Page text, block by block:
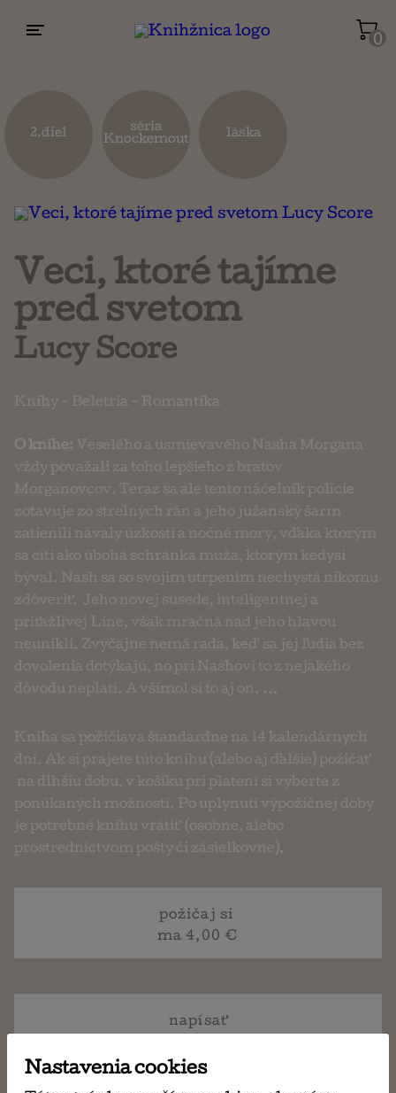
0
2.diel
séria
Knockemout
láska
Veci, ktoré tajíme
pred svetom
Lucy Score
Knihy - Beletria - Romantika
O knihe: Veselého a usmievavého Nasha Morgana
vždy považali za toho lepšieho z bratov
Morganovcov. Teraz sa ale tento náčelník polície
zotavuje zo strelných rán a jeho južanský šarm
zatienili návaly úzkosti a nočné mory, vďaka ktorým
sa cíti ako úbohá schránka muža, ktorým kedysi
býval. Nash sa so svojim utrpením nechystá nikomu
zdôveriť. Jeho novej susede, inteligentnej a
príťažlivej Line, však mračná nad jeho hlavou
neunikli. Zvyčajne nemá rada, keď sa jej ľudia bez
dovolenia dotýkajú, no pri Nashovi to z nejakého
dôvodu neplatí. A všimol si to aj on. ...
Kniha sa požičiava štandardne na 14 kalendárnych
dní. Ak si prajete túto knihu (alebo aj ďalšie) požičať
na dlhšiu dobu, v košíku pri platení si vyberte z
ponúkaných možností. Po uplynutí výpožičnej doby
je potrebné knihu vrátiť (osobne, alebo
prostredníctvom pošty či zásielkovne).
požičaj si
ma 4,00 €
napísať
Nastavenia cookies